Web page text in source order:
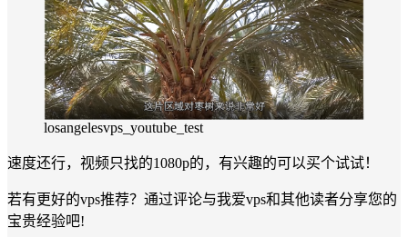
losangelesvps_youtube_test
速度还行，视频只找的1080p的，有兴趣的可以买个试试！
若有更好的vps推荐？通过评论与我爱vps和其他读者分享您的
宝贵经验吧!